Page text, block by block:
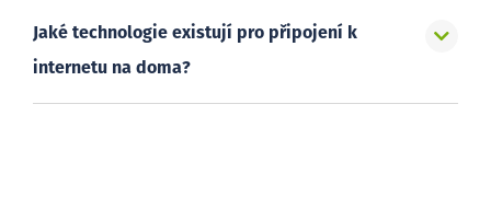
Jaké technologie existují pro připojení k
internetu na doma?